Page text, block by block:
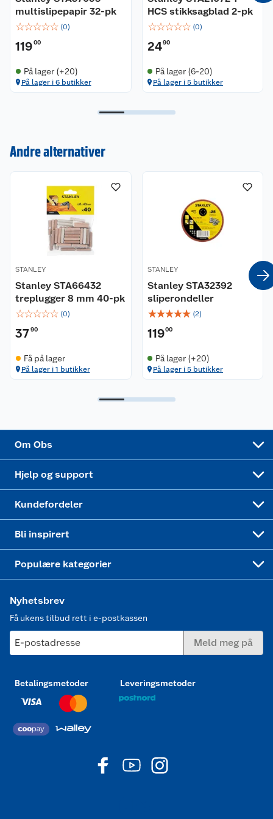
multislipepapir 32-pk
☆☆☆☆☆ (0)
11900
På lager (+20)
På lager i 6 butikker
HCS stikksagblad 2-pk
☆☆☆☆☆ (0)
2490
På lager (6-20)
På lager i 5 butikker
Andre alternativer
STANLEY
Stanley STA66432
treplugger 8 mm 40-pk
☆☆☆☆☆ (0)
3790
Få på lager
På lager i 1 butikker
STANLEY
Stanley STA32392
sliperondeller
☆☆☆☆☆ (2)
11900
På lager (+20)
På lager i 5 butikker
Om Obs
Nyheter
Våre butikker
Våre merkevarer
Ledige stillinger
Bærekraft
Hjelp og support
Angre- og returrett
Reklamasjon og garanti
Ofte stilte spørsmål
Leveringsalternativer
Pakkesporing
Kjøpsvilkår
Kundefordeler
Åpent kjøp
Coop medlem
Klikk og hent
Bli inspirert
Festdrakter til hele familien
Populære kategorier
Hagemøbler og utemøbler
Nyhetsbrev
Få ukens tilbud rett i e-postkassen
E-postadresse Meld meg på
Betalingsmetoder Leveringsmetoder